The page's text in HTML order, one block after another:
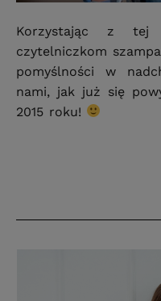
Korzystając z tej
czytelniczkom
pomyślności w
nami, jak już się
2015 roku!